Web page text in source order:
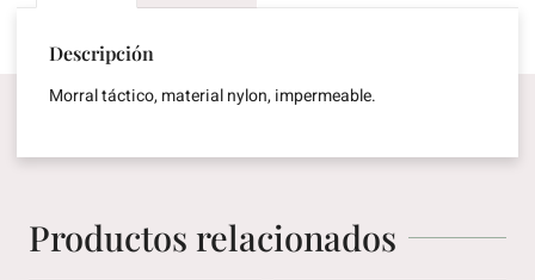
Descripción
Morral táctico, material nylon, impermeable.
Productos relacionados